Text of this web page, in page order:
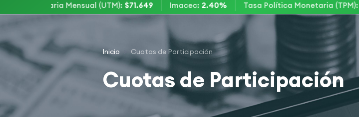
Tributaria Mensual (UTM) : $71.649 Imacec: 2.40% Tasa Política Monetaria (TPM):
Inicio Cuotas de Participación
Cuotas de Participación